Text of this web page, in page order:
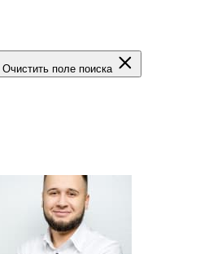
Очистить поле поиска